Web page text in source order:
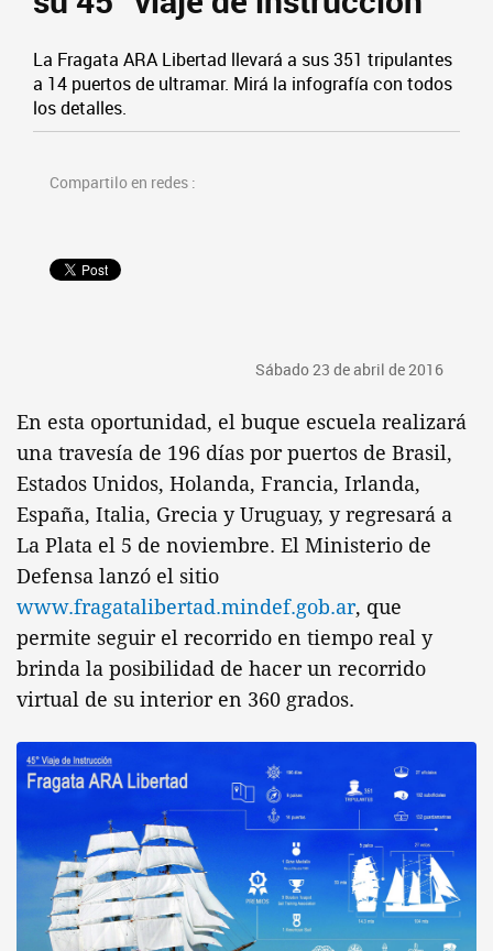
La Fragata ARA Libertad llevará a sus 351 tripulantes
a 14 puertos de ultramar. Mirá la infografía con todos
los detalles.
Compartilo en redes :
Sábado 23 de abril de 2016
En esta oportunidad, el buque escuela realizará
una travesía de 196 días por puertos de Brasil,
Estados Unidos, Holanda, Francia, Irlanda,
España, Italia, Grecia y Uruguay, y regresará a
La Plata el 5 de noviembre. El Ministerio de
Defensa lanzó el sitio
www.fragatalibertad.mindef.gob.ar, que
permite seguir el recorrido en tiempo real y
brinda la posibilidad de hacer un recorrido
virtual de su interior en 360 grados.